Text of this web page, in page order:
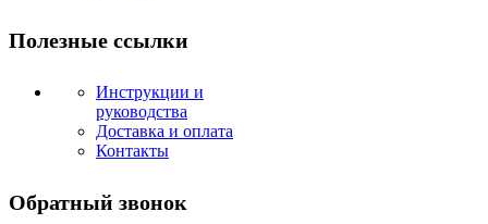
Полезные ссылки
Инструкции и
руководства
Доставка и оплата
Контакты
Обратный звонок